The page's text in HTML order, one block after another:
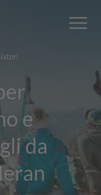
e
da